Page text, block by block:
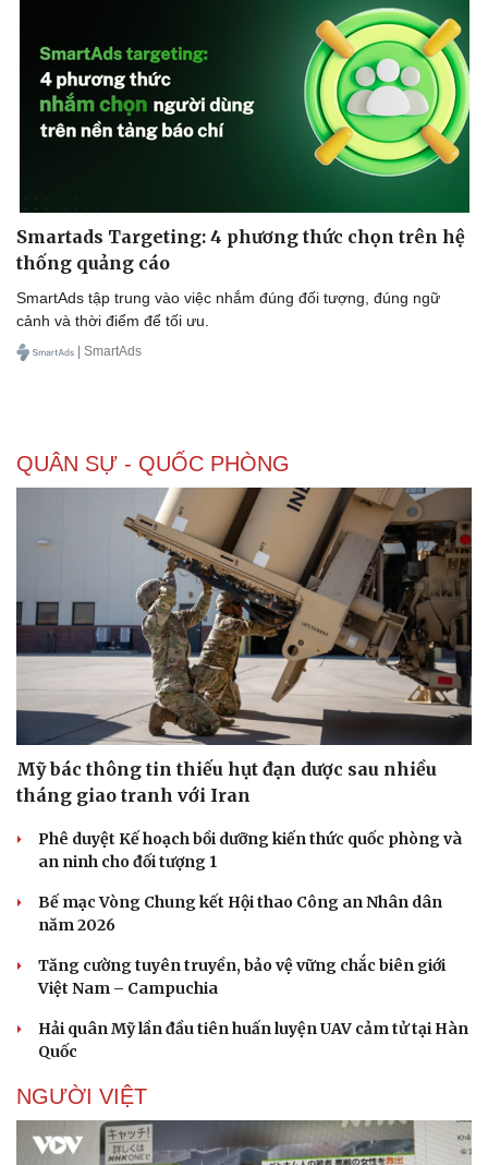
Smartads Targeting: 4 phương thức chọn trên hệ
thống quảng cáo
SmartAds tập trung vào việc nhắm đúng đối tượng, đúng ngữ
cảnh và thời điểm để tối ưu.
| SmartAds
QUÂN SỰ - QUỐC PHÒNG
Mỹ bác thông tin thiếu hụt đạn dược sau nhiều
tháng giao tranh với Iran
Phê duyệt Kế hoạch bồi dưỡng kiến thức quốc phòng và
an ninh cho đối tượng 1
Bế mạc Vòng Chung kết Hội thao Công an Nhân dân
năm 2026
Tăng cường tuyên truyền, bảo vệ vững chắc biên giới
Việt Nam – Campuchia
Hải quân Mỹ lần đầu tiên huấn luyện UAV cảm tử tại Hàn
Quốc
NGƯỜI VIỆT